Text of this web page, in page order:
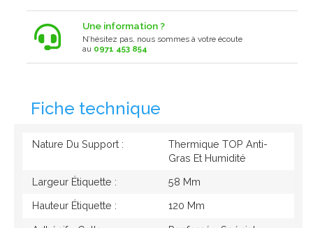
Une information ?
N’hésitez pas, nous sommes à votre écoute
au 0971 453 854
Fiche technique
Nature Du Support :
Thermique TOP Anti-
Gras Et Humidité
Largeur Étiquette : 58 Mm
Hauteur Étiquette : 120 Mm